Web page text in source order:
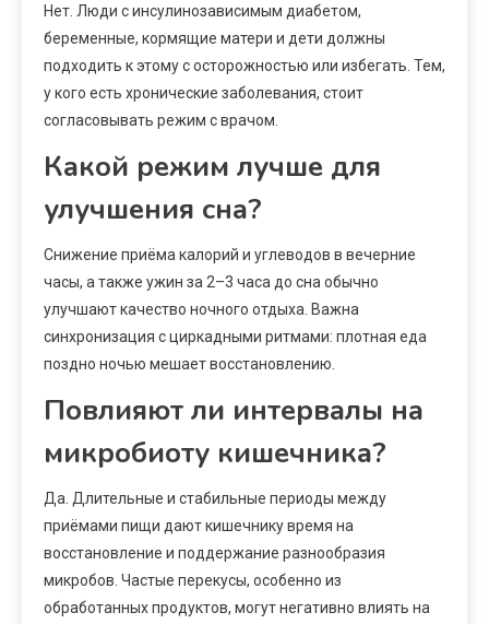
Нет. Люди с инсулинозависимым диабетом,
беременные, кормящие матери и дети должны
подходить к этому с осторожностью или избегать. Тем,
у кого есть хронические заболевания, стоит
согласовывать режим с врачом.
Какой режим лучше для
улучшения сна?
Снижение приёма калорий и углеводов в вечерние
часы, а также ужин за 2–3 часа до сна обычно
улучшают качество ночного отдыха. Важна
синхронизация с циркадными ритмами: плотная еда
поздно ночью мешает восстановлению.
Повлияют ли интервалы на
микробиоту кишечника?
Да. Длительные и стабильные периоды между
приёмами пищи дают кишечнику время на
восстановление и поддержание разнообразия
микробов. Частые перекусы, особенно из
обработанных продуктов, могут негативно влиять на